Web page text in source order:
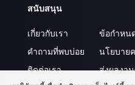
สนับสนุน
เกี่ยวกับเรา
คำถามที่พบบ่อย
ติดต่อเรา
ข้อกำหน
นโยบาย
ส่งผลงา